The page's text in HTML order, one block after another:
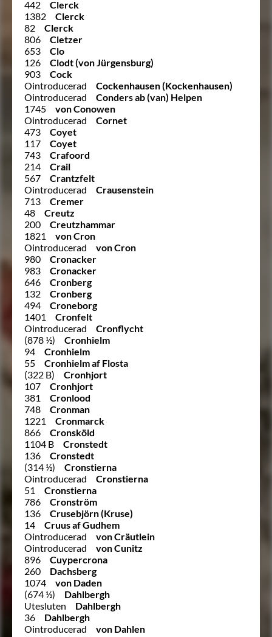
442
Clerck
1382
Clerck
82
Clerck
806
Cletzer
653
Clo
126
Clodt (von Jürgensburg)
903
Cock
Ointroducerad
Cockenhausen (Kockenhausen)
Ointroducerad
Conders ab (van) Helpen
1745
von Conowen
Ointroducerad
Cornet
473
Coyet
117
Coyet
743
Crafoord
214
Crail
567
Crantzfelt
Ointroducerad
Crausenstein
713
Cremer
48
Creutz
200
Creutzhammar
1821
von Cron
Ointroducerad
von Cron
980
Cronacker
983
Cronacker
646
Cronberg
132
Cronberg
494
Croneborg
1401
Cronfelt
Ointroducerad
Cronflycht
(878 ½)
Cronhielm
94
Cronhielm
55
Cronhielm af Flosta
(322 B)
Cronhjort
107
Cronhjort
381
Cronlood
748
Cronman
1221
Cronmarck
866
Cronsköld
1104 B
Cronstedt
136
Cronstedt
(314 ½)
Cronstierna
Ointroducerad
Cronstierna
51
Cronstierna
786
Cronström
136
Crusebjörn (Kruse)
14
Cruus af Gudhem
Ointroducerad
von Cräutlein
Ointroducerad
von Cunitz
896
Cuypercrona
260
Dachsberg
1074
von Daden
(674 ½)
Dahlbergh
Utesluten
Dahlbergh
36
Dahlbergh
Ointroducerad
von Dahlen